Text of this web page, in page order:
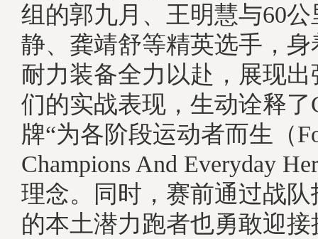
组的郭九月、王明慧与60
静、龚靖舒等精英选手，
耐力装备全力以赴，展现
们的实战表现，生动诠释了
牌“为各阶段运动者而生（
Champions And Everyday
理念。同时，赛前通过战
的本土潜力跑者也勇敢迎